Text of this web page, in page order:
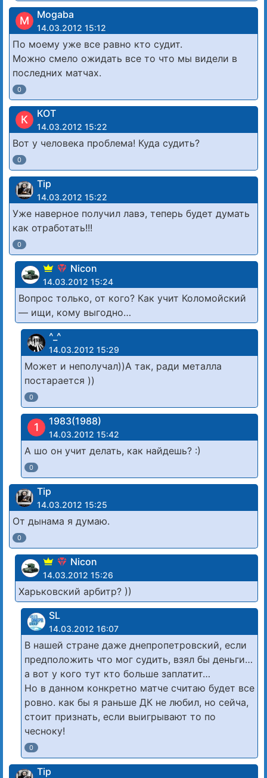
M Mogaba
14.03.2012 15:12
По моему уже все равно кто судит.
Можно смело ожидать все то что мы видели в
последних матчах.
0
К КОТ
14.03.2012 15:22
Вот у человека проблема! Куда судить?
0
Tip
14.03.2012 15:22
Уже наверное получил лавэ, теперь будет думать
как отработать!!!
0
Nicon
14.03.2012 15:24
Вопрос только, от кого? Как учит Коломойский
— ищи, кому выгодно…
^_^
14.03.2012 15:29
Может и неполучал))А так, ради металла
постарается ))
0
1 1983(1988)
14.03.2012 15:42
А шо он учит делать, как найдешь? :)
0
Tip
14.03.2012 15:25
От дынама я думаю.
0
Nicon
14.03.2012 15:26
Харьковский арбитр? ))
SL
14.03.2012 16:07
В нашей стране даже днепропетровский, если
предположить что мог судить, взял бы деньги…
а вот у кого тут кто больше заплатит…
Но в данном конкретно матче считаю будет все
ровно. как бы я раньше ДК не любил, но сейча,
стоит признать, если выигрывают то по
чесноку!
0
Tip